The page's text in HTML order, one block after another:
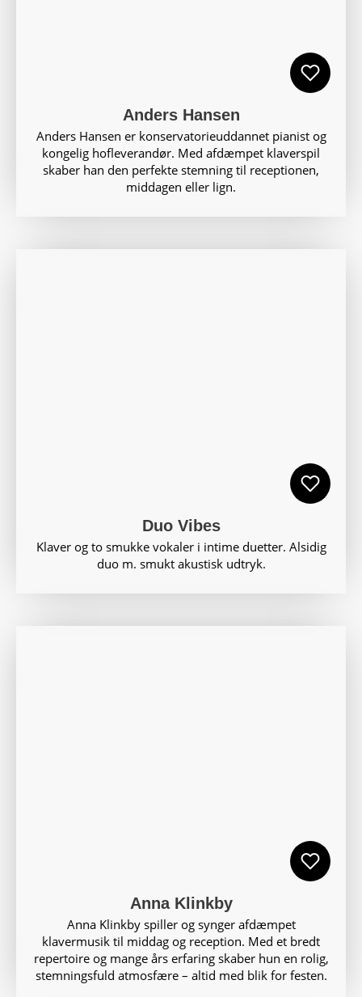
Anders Hansen
Anders Hansen er konservatorieuddannet pianist og
kongelig hofleverandør. Med afdæmpet klaverspil
skaber han den perfekte stemning til receptionen,
middagen eller lign.
Duo Vibes
Klaver og to smukke vokaler i intime duetter. Alsidig
duo m. smukt akustisk udtryk.
Anna Klinkby
Anna Klinkby spiller og synger afdæmpet
klavermusik til middag og reception. Med et bredt
repertoire og mange års erfaring skaber hun en rolig,
stemningsfuld atmosfære – altid med blik for festen.